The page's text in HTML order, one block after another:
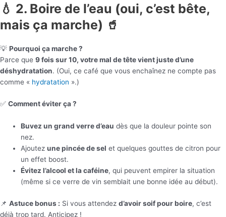
💧 2. Boire de l’eau (oui, c’est bête,
mais ça marche) 🥤
💡 Pourquoi ça marche ?
Parce que 9 fois sur 10, votre mal de tête vient juste d’une
déshydratation. (Oui, ce café que vous enchaînez ne compte pas
comme « hydratation ».)
✅ Comment éviter ça ?
Buvez un grand verre d’eau dès que la douleur pointe son
nez.
Ajoutezune pincée de sel et quelques gouttes de citron pour
un effet boost.
Évitez l’alcool et la caféine, qui peuvent empirer la situation
(même si ce verre de vin semblait une bonne idée au début).
📌 Astuce bonus : Si vous attendez d’avoir soif pour boire, c’est
déjà trop tard. Anticipez !